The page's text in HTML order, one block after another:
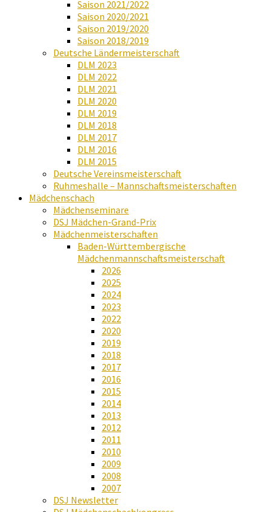
Saison 2021/2022
Saison 2020/2021
Saison 2019/2020
Saison 2018/2019
Deutsche Ländermeisterschaft
DLM 2023
DLM 2022
DLM 2021
DLM 2020
DLM 2019
DLM 2018
DLM 2017
DLM 2016
DLM 2015
Deutsche Vereinsmeisterschaft
Ruhmeshalle – Mannschaftsmeisterschaften
Mädchenschach
Mädchenseminare
DSJ Mädchen-Grand-Prix
Mädchenmeisterschaften
Baden-Württembergische
Mädchenmannschaftsmeisterschaft
2026
2025
2024
2023
2022
2020
2019
2018
2017
2016
2015
2014
2013
2012
2011
2010
2009
2008
2007
DSJ Newsletter